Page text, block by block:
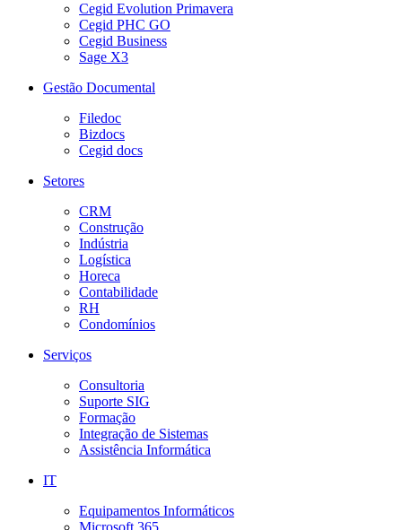
Cegid Evolution Primavera
Cegid PHC GO
Cegid Business
Sage X3
Gestão Documental
Filedoc
Bizdocs
Cegid docs
Setores
CRM
Construção
Indústria
Logística
Horeca
Contabilidade
RH
Condomínios
Serviços
Consultoria
Suporte SIG
Formação
Integração de Sistemas
Assistência Informática
IT
Equipamentos Informáticos
Microsoft 365